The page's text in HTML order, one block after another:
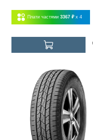
Плати частями 3367 ₽ x 4